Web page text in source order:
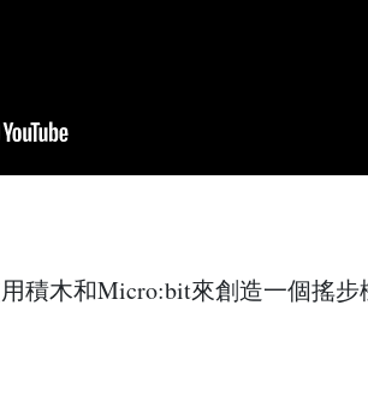
積木和Micro:bit來創造一個搖